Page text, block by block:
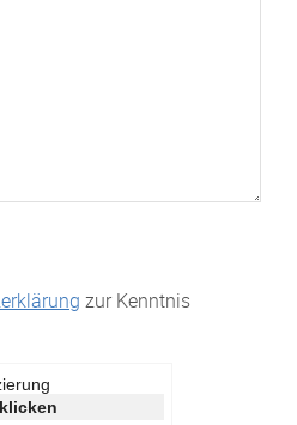
zur Kenntnis